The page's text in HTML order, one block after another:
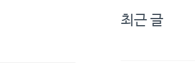
최근 글